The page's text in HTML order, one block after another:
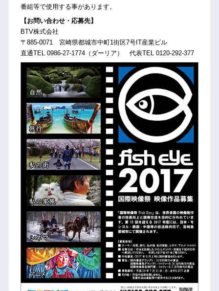
番組等で使用する事があります。
【お問い合わせ・応募先】
BTV株式会社
〒885-0071 宮崎県都城市中町1街区7号IT産業ビル
直通TEL 0986-27-1774（ダーリア） 代表TEL 0120-292-377